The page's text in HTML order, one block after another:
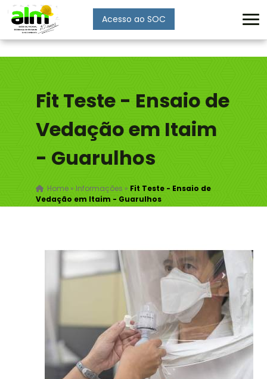
Acesso ao SOC
Fit Teste - Ensaio de
Vedação em Itaim
- Guarulhos
Home» Informações » Fit Teste - Ensaio de
Vedação em Itaim - Guarulhos
Enviar